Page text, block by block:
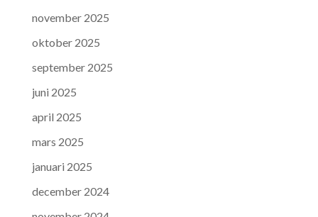
november 2025
oktober 2025
september 2025
juni 2025
april 2025
mars 2025
januari 2025
december 2024